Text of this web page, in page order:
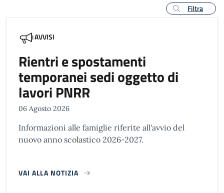
Filtra
AVVISI
Rientri e spostamenti
temporanei sedi oggetto di
lavori PNRR
06 Agosto 2026
Informazioni alle famiglie riferite all'avvio del
nuovo anno scolastico 2026-2027.
VAI ALLA NOTIZIA